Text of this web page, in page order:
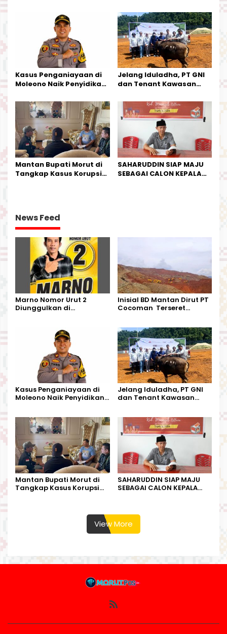
Kesederhanaannya Jadi
Harapan Warga
Tata Kelola Tambang
Kalimantan Barat
Kasus Penganiayaan di
Moleono Naik Penyidikan,
Kesempatan Terakhir
Jelang Iduladha, PT GNI
dan Tenant Kawasan
Kurban
Mantan Bupati Morut di
Tangkap Kasus Korupsi
SAHARUDDIN SIAP MAJU
SEBAGAI CALON KEPALA
News Feed
Marno Nomor Urut 2
Diunggulkan di
Harapan Warga
Inisial BD Mantan Dirut PT
Cocoman Terseret
Kalimantan Barat
Kasus Penganiayaan di
Moleono Naik Penyidikan,
Jelang Iduladha, PT GNI
dan Tenant Kawasan
Mantan Bupati Morut di
Tangkap Kasus Korupsi
SAHARUDDIN SIAP MAJU
SEBAGAI CALON KEPALA
View More